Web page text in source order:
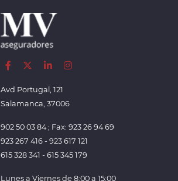
Avd Portugal, 121
Salamanca, 37006
902 50 03 84 ; Fax: 923 26 94 69
923 267 416 - 923 617 121
615 328 341 - 615 345 179
Lunes a Viernes de 8:00 a 15:00